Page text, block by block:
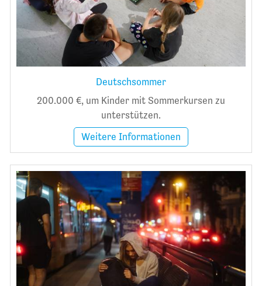
Deutschsommer
200.000 €, um Kinder mit Sommerkursen zu
unterstützen.
Weitere Informationen